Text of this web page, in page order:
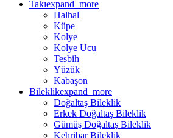
Takıexpand_more
Halhal
Küpe
Kolye
Kolye Ucu
Tesbih
Yüzük
Kabaşon
Bileklikexpand_more
Doğaltaş Bileklik
Erkek Doğaltaş Bileklik
Gümüş Doğaltaş Bileklik
Kehribar Bileklik